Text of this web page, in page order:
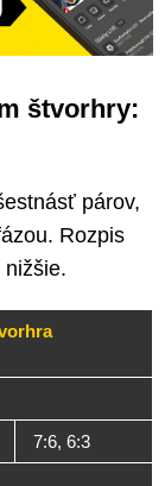
štvorhry:
párov,
Rozpis
7:6, 6:3